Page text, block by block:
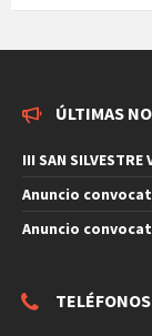
ÚLTIMAS
III SAN SILVESTRE
Anuncio
Anuncio